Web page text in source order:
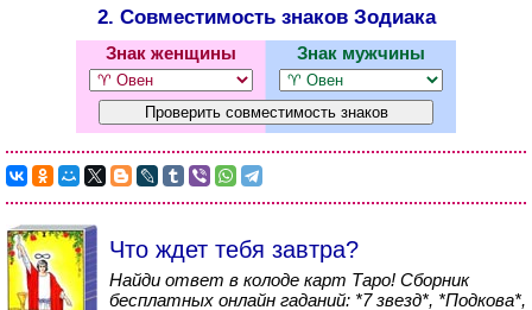
2. Совместимость знаков Зодиака
Знак женщины Знак мужчины
Что ждет тебя завтра?
Найди ответ в колоде карт Таро! Сборник
бесплатных онлайн гаданий: *7 звезд*, *Подкова*,